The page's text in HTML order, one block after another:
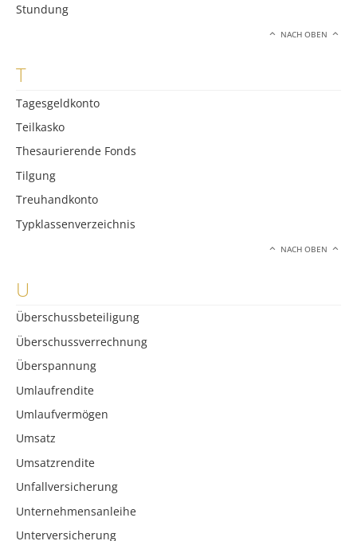
Stundung
NACH OBEN
T
Tagesgeldkonto
Teilkasko
Thesaurierende Fonds
Tilgung
Treuhandkonto
Typklassenverzeichnis
NACH OBEN
U
Überschussbeteiligung
Überschussverrechnung
Überspannung
Umlaufrendite
Umlaufvermögen
Umsatz
Umsatzrendite
Unfallversicherung
Unternehmensanleihe
Unterversicherung